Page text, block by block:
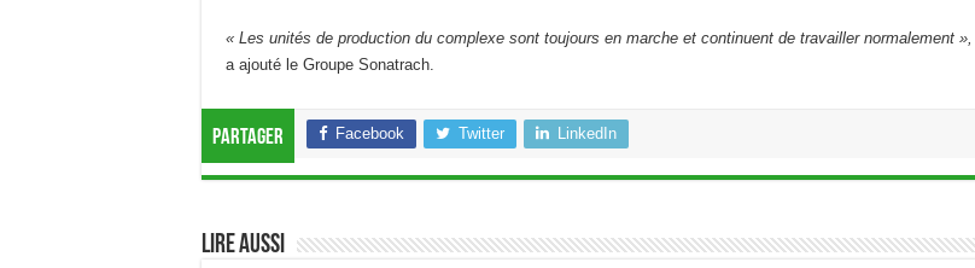
« Les unités de production du complexe sont toujours en marche et continuent de travailler normalement »,
a ajouté le Groupe Sonatrach.
Partager Facebook Twitter LinkedIn
Lire aussi